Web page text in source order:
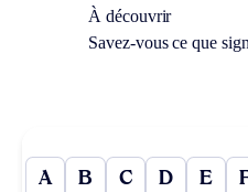
À découvrir
Savez-vous ce que
A B C D E